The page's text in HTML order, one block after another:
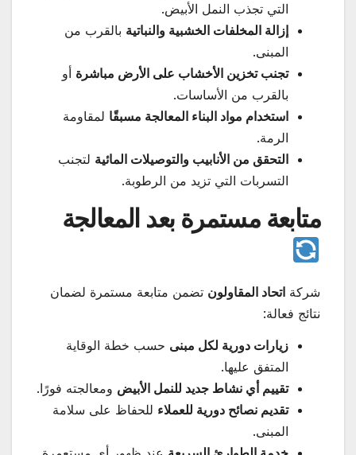
التي تجذب النمل الأبيض.
إزالة المخلفات الخشبية والنباتية بالقرب من
المبنى.
تجنب تخزين الأخشاب على الأرض مباشرة أو
بالقرب من الأساسات.
استخدام مواد البناء المعالجة مسبقًا لمقاومة
الرمة.
التحقق من الأنابيب والتوصيلات المائية لتجنب
التسربات التي تزيد من الرطوبة.
متابعة مستمرة بعد المعالجة
شركة اتحاد المقاولون تضمن متابعة مستمرة لضمان
نتائج فعالة:
زيارات دورية لكل مبنى حسب خطة الوقاية
المتفق عليها.
تقييم أي نشاط جديد للنمل الأبيض ومعالجته فورًا.
تقديم نصائح دورية للعملاء للحفاظ على سلامة
المبنى.